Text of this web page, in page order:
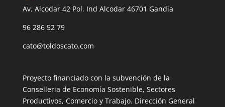
Av. Alcodar 42 Pol. Ind Alcodar 46701 Gandia
96 286 52 79
cato@toldoscato.com
Proyecto financiado con la subvención de la
Conselleria de Economía Sostenible, Sectores
Productivos, Comercio y Trabajo. Dirección General